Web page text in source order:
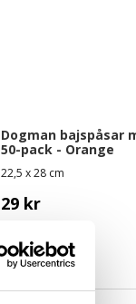
Dogman bajspåsar
50-pack - Orange
22,5 x 28 cm
29 kr